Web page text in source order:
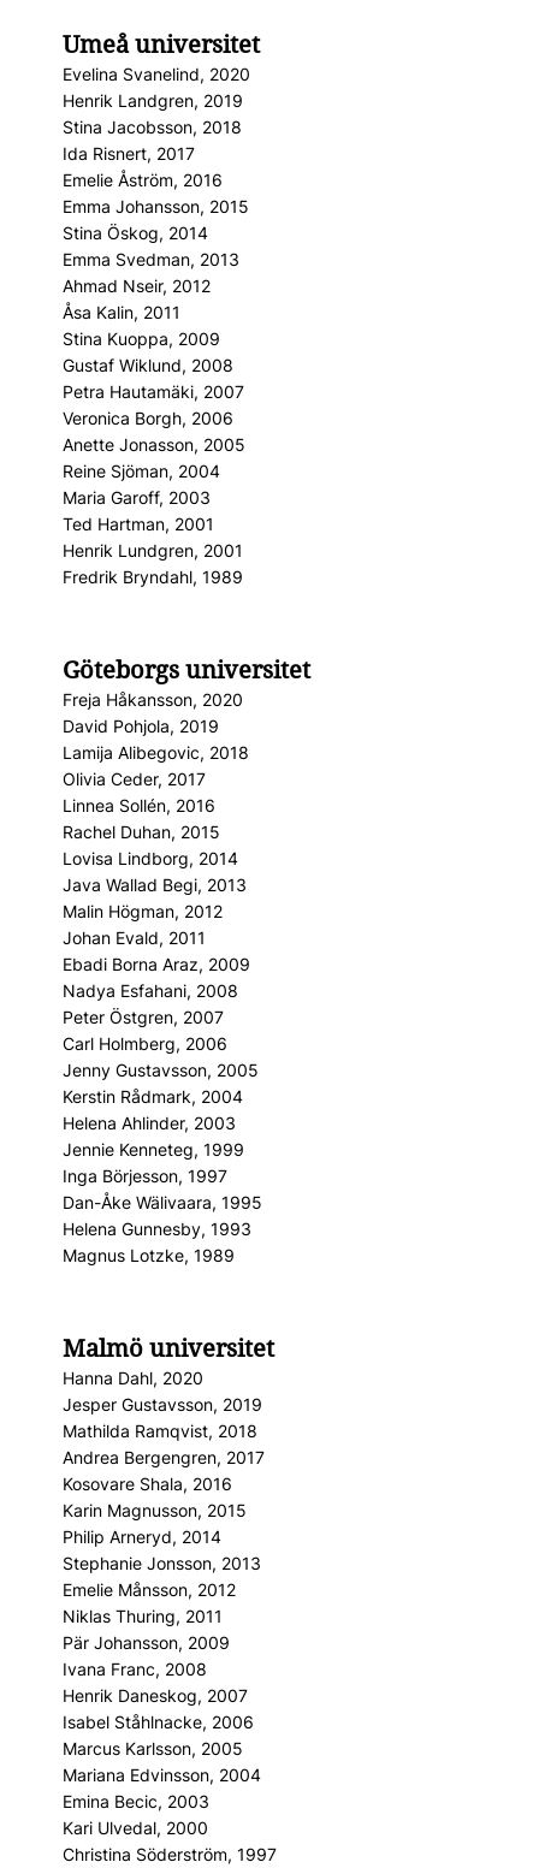
Umeå universitet
Evelina Svanelind, 2020
Henrik Landgren, 2019
Stina Jacobsson, 2018
Ida Risnert, 2017
Emelie Åström, 2016
Emma Johansson, 2015
Stina Öskog, 2014
Emma Svedman, 2013
Ahmad Nseir, 2012
Åsa Kalin, 2011
Stina Kuoppa, 2009
Gustaf Wiklund, 2008
Petra Hautamäki, 2007
Veronica Borgh, 2006
Anette Jonasson, 2005
Reine Sjöman, 2004
Maria Garoff, 2003
Ted Hartman, 2001
Henrik Lundgren, 2001
Fredrik Bryndahl, 1989
Göteborgs universitet
Freja Håkansson, 2020
David Pohjola, 2019
Lamija Alibegovic, 2018
Olivia Ceder, 2017
Linnea Sollén, 2016
Rachel Duhan, 2015
Lovisa Lindborg, 2014
Java Wallad Begi, 2013
Malin Högman, 2012
Johan Evald, 2011
Ebadi Borna Araz, 2009
Nadya Esfahani, 2008
Peter Östgren, 2007
Carl Holmberg, 2006
Jenny Gustavsson, 2005
Kerstin Rådmark, 2004
Helena Ahlinder, 2003
Jennie Kenneteg, 1999
Inga Börjesson, 1997
Dan-Åke Wälivaara, 1995
Helena Gunnesby, 1993
Magnus Lotzke, 1989
Malmö universitet
Hanna Dahl, 2020
Jesper Gustavsson, 2019
Mathilda Ramqvist, 2018
Andrea Bergengren, 2017
Kosovare Shala, 2016
Karin Magnusson, 2015
Philip Arneryd, 2014
Stephanie Jonsson, 2013
Emelie Månsson, 2012
Niklas Thuring, 2011
Pär Johansson, 2009
Ivana Franc, 2008
Henrik Daneskog, 2007
Isabel Ståhlnacke, 2006
Marcus Karlsson, 2005
Mariana Edvinsson, 2004
Emina Becic, 2003
Kari Ulvedal, 2000
Christina Söderström, 1997